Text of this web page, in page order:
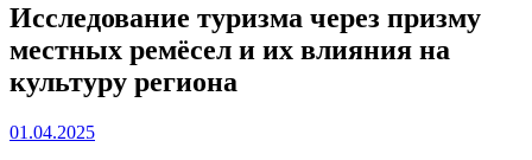
Исследование туризма через призму
местных ремёсел и их влияния на
культуру региона
01.04.2025